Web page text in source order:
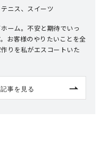
会社情報
採用情報
ニス、スイーツ
ーム。不安と期待でいっ
お客様のやりたいことを全
りを私がエスコートいた
事を見る